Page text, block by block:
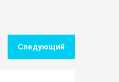
Следующий